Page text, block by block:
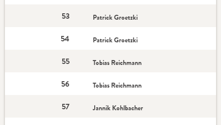
53 Patrick Groetzki
54 Patrick Groetzki
55 Tobias Reichmann
56 Tobias Reichmann
57 Jannik Kohlbacher